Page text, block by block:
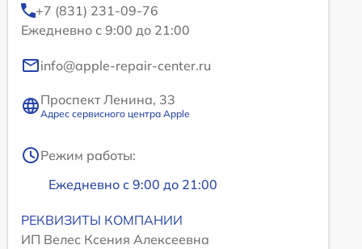
+7 (831) 231-09-76
Ежедневно с 9:00 до 21:00
info@apple-repair-center.ru
Проспект Ленина, 33
Адрес сервисного центра Apple
Режим работы:
Ежедневно с 9:00 до 21:00
РЕКВИЗИТЫ КОМПАНИИ
ИП Велес Ксения Алексеевна